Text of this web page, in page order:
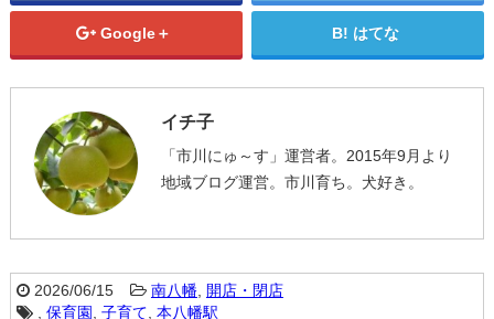
Google＋ はてな
イチ子
「市川にゅ～す」運営者。2015年9月より
地域ブログ運営。市川育ち。犬好き。
2026/06/15 南八幡, 開店・閉店
, 保育園 子育て 本八幡駅